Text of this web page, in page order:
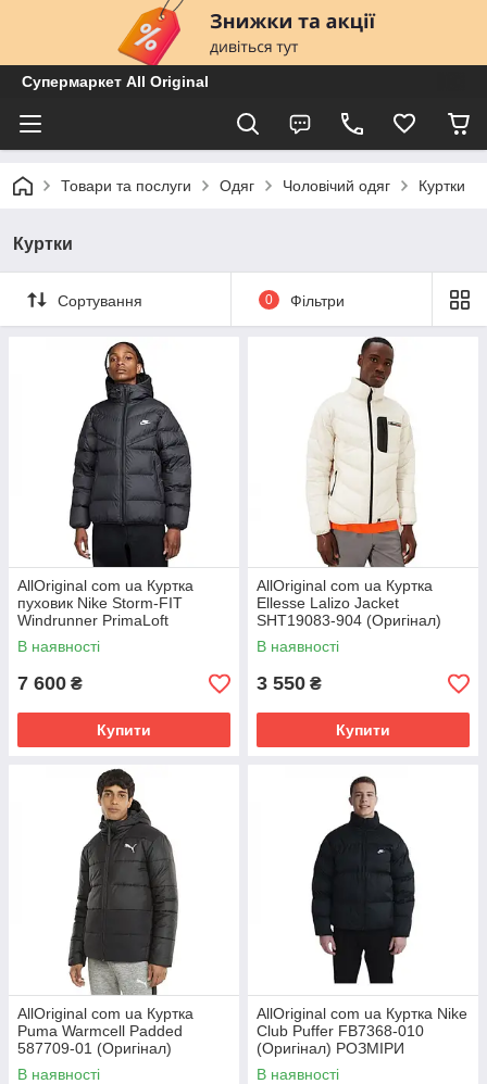
Супермаркет All Original
Товари та послуги Одяг Чоловічий одяг Куртки
Куртки
Сортування 0 Фільтри
AllOriginal com ua Куртка
пуховик Nike Storm-FIT
Windrunner PrimaLoft
FB8185-010 (Оригінал)
РОЗМІРИ ЗАПИТУЙТЕ
В наявності
7 600 ₴
Купити
AllOriginal com ua Куртка
Ellesse Lalizo Jacket
SHT19083-904 (Оригінал)
РОЗМІРИ ЗАПИТУЙТЕ
В наявності
3 550 ₴
Купити
AllOriginal com ua Куртка
Puma Warmcell Padded
587709-01 (Оригінал)
РОЗМІРИ ЗАПИТУЙТЕ
В наявності
AllOriginal com ua Куртка Nike
Club Puffer FB7368-010
(Оригінал) РОЗМІРИ
ЗАПИТУЙТЕ
В наявності